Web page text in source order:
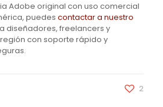
Adobe original con uso comercial
puedes contactar a nuestro
diseñadores, freelancers y
con soporte rápido y
2